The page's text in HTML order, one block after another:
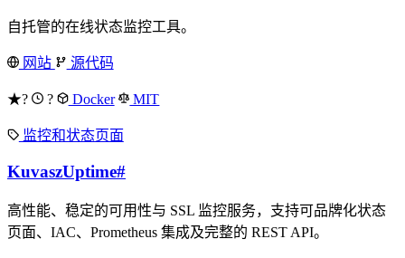
自托管的在线状态监控工具。
网站 源代码
★? ? Docker MIT
监控和状态页面
KuvaszUptime#
高性能、稳定的可用性与 SSL 监控服务，支持可品牌化状态
页面、IAC、Prometheus 集成及完整的 REST API。